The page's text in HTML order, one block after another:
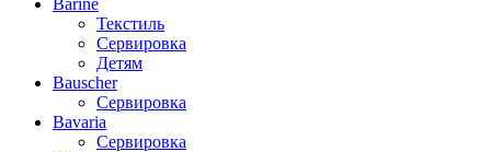
Barine
Текстиль
Сервировка
Детям
Bauscher
Сервировка
Bavaria
Сервировка